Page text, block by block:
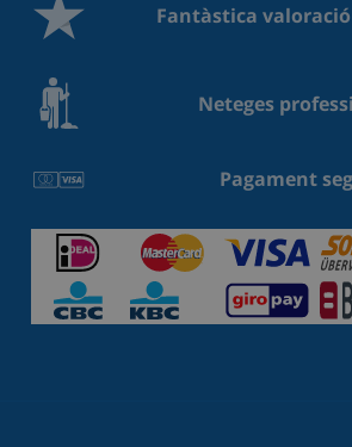
Fantàstica
Neteges
Pagament